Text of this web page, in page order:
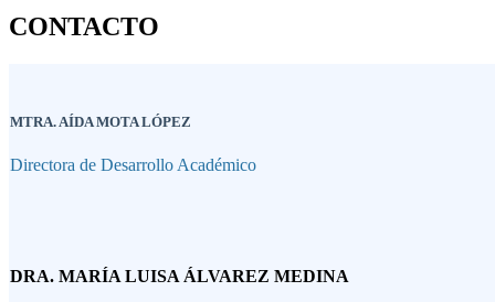
CONTACTO
MTRA. AÍDA MOTA LÓPEZ
Directora de Desarrollo Académico
DRA. MARÍA LUISA ÁLVAREZ MEDINA